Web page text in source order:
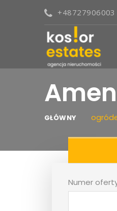
+48727906003
GŁÓWNY
Numer